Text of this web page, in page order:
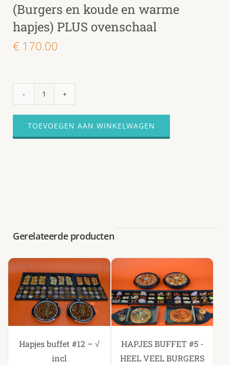
(Burgers en koude en warme
hapjes) PLUS ovenschaal
€ 170.00
Hapjes
plateau
#19
-
hapjes)
aantal
TOEVOEGEN AAN WINKELWAGEN
Gerelateerde producten
Hapjes buffet #12 – √
incl
HAPJES BUFFET #5 -
HEEL VEEL BURGERS